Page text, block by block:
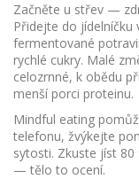
Začněte u střev —
Přidejte do jídelníčku
fermentované
rychlé cukry. Malé
celozrnné, k obědu
menší porci proteinu.
Mindful eating
telefonu, žvýkejte
sytosti. Zkuste jíst
— tělo to ocení.